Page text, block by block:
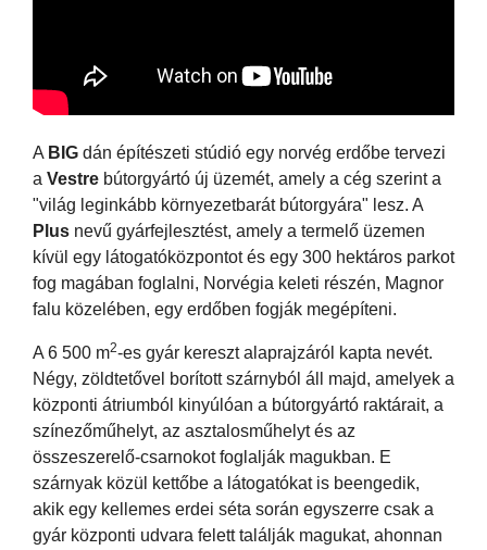
A BIG dán építészeti stúdió egy norvég erdőbe tervezi
a Vestre bútorgyártó új üzemét, amely a cég szerint a
"világ leginkább környezetbarát bútorgyára" lesz. A
Plus nevű gyárfejlesztést, amely a termelő üzemen
kívül egy látogatóközpontot és egy 300 hektáros parkot
fog magában foglalni, Norvégia keleti részén, Magnor
falu közelében, egy erdőben fogják megépíteni.
A 6 500 m2-es gyár kereszt alaprajzáról kapta nevét.
Négy, zöldtetővel borított szárnyból áll majd, amelyek a
központi átriumból kinyúlóan a bútorgyártó raktárait, a
színezőműhelyt, az asztalosműhelyt és az
összeszerelő-csarnokot foglalják magukban. E
szárnyak közül kettőbe a látogatókat is beengedik,
akik egy kellemes erdei séta során egyszerre csak a
gyár központi udvara felett találják magukat, ahonnan